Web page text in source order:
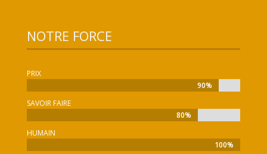
NOTRE FORCE
PRIX
90%
90%
SAVOIR FAIRE
80%
80%
HUMAIN
100%
100%